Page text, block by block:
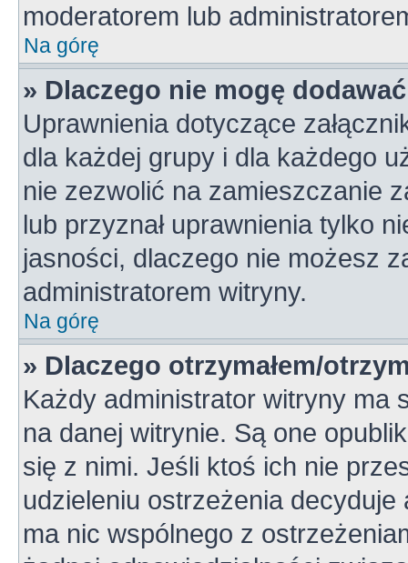
moderatorem lub
Na górę
» Dlaczego nie mogę
Uprawnienia dotyczące
dla każdej grupy i dla każdego
nie zezwolić na zamieszczanie
lub przyznał uprawnienia tylko
jasności, dlaczego nie możesz
administratorem witryny.
Na górę
» Dlaczego otrzymałem/
Każdy administrator witryny ma
na danej witrynie. Są one
się z nimi. Jeśli ktoś ich nie
udzieleniu ostrzeżenia
ma nic wspólnego z